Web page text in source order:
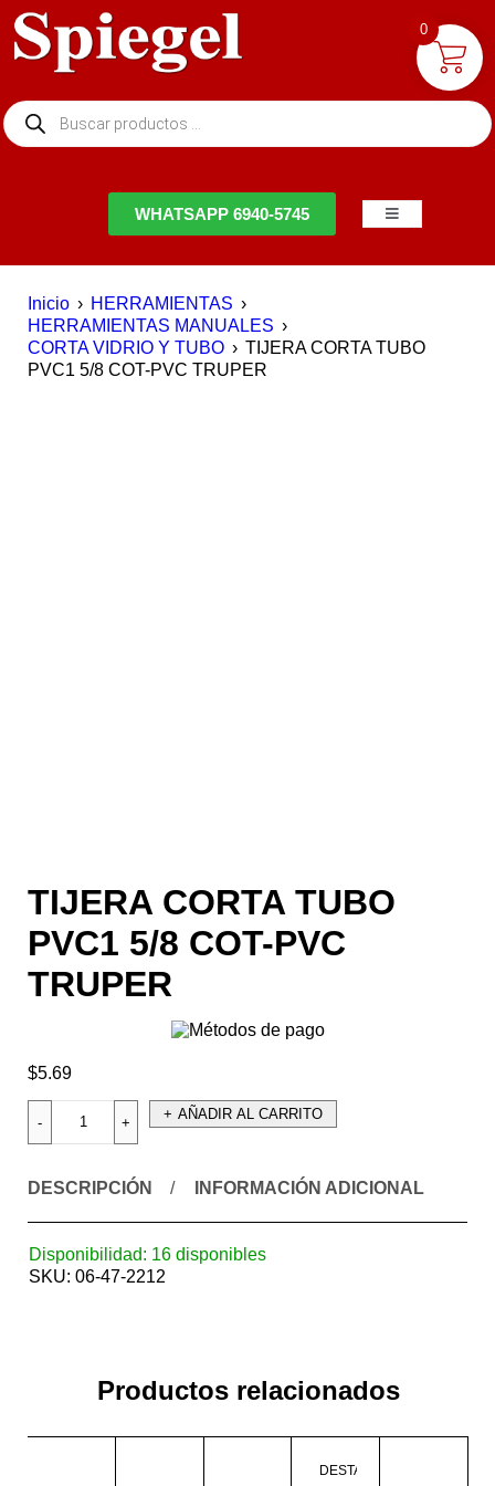
WHATSAPP 6940-5745
Inicio › HERRAMIENTAS ›
HERRAMIENTAS MANUALES ›
CORTA VIDRIO Y TUBO › TIJERA CORTA TUBO
PVC1 5/8 COT-PVC TRUPER
TIJERA CORTA TUBO
PVC1 5/8 COT-PVC
TRUPER
$5.69
AÑADIR AL CARRITO
DESCRIPCIÓN INFORMACIÓN ADICIONAL
Disponibilidad: 16 disponibles
SKU: 06-47-2212
Productos relacionados
DESTACADO
0